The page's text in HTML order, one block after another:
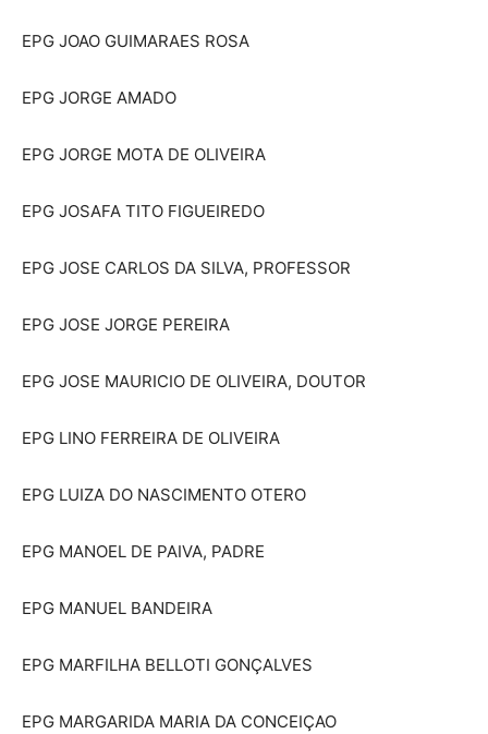
EPG JOAO GUIMARAES ROSA
EPG JORGE AMADO
EPG JORGE MOTA DE OLIVEIRA
EPG JOSAFA TITO FIGUEIREDO
EPG JOSE CARLOS DA SILVA, PROFESSOR
EPG JOSE JORGE PEREIRA
EPG JOSE MAURICIO DE OLIVEIRA, DOUTOR
EPG LINO FERREIRA DE OLIVEIRA
EPG LUIZA DO NASCIMENTO OTERO
EPG MANOEL DE PAIVA, PADRE
EPG MANUEL BANDEIRA
EPG MARFILHA BELLOTI GONÇALVES
EPG MARGARIDA MARIA DA CONCEIÇAO